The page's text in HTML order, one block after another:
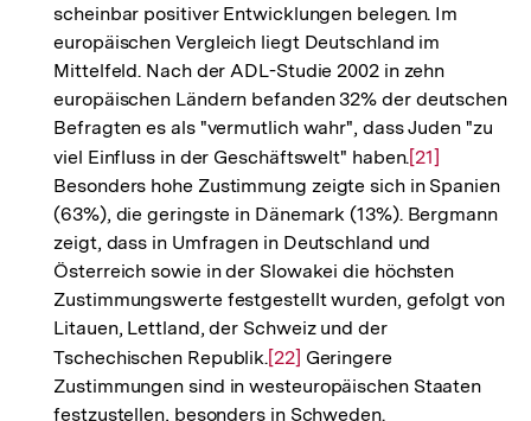
scheinbar positiver Entwicklungen belegen. Im
europäischen Vergleich liegt Deutschland im
Mittelfeld. Nach der ADL-Studie 2002 in zehn
europäischen Ländern befanden 32% der deutschen
Befragten es als "vermutlich wahr", dass Juden "zu
viel Einfluss in der Geschäftswelt" haben.Zur
Auflösung
der
Fußnote
[21]
Besonders hohe Zustimmung zeigte sich in Spanien
(63%), die geringste in Dänemark (13%). Bergmann
zeigt, dass in Umfragen in Deutschland und
Österreich sowie in der Slowakei die höchsten
Zustimmungswerte festgestellt wurden, gefolgt von
Litauen, Lettland, der Schweiz und der
Tschechischen Republik.Zur
Auflösung
der
[22] Geringere
Zustimmungen sind in westeuropäischen Staaten
festzustellen, besonders in Schweden.